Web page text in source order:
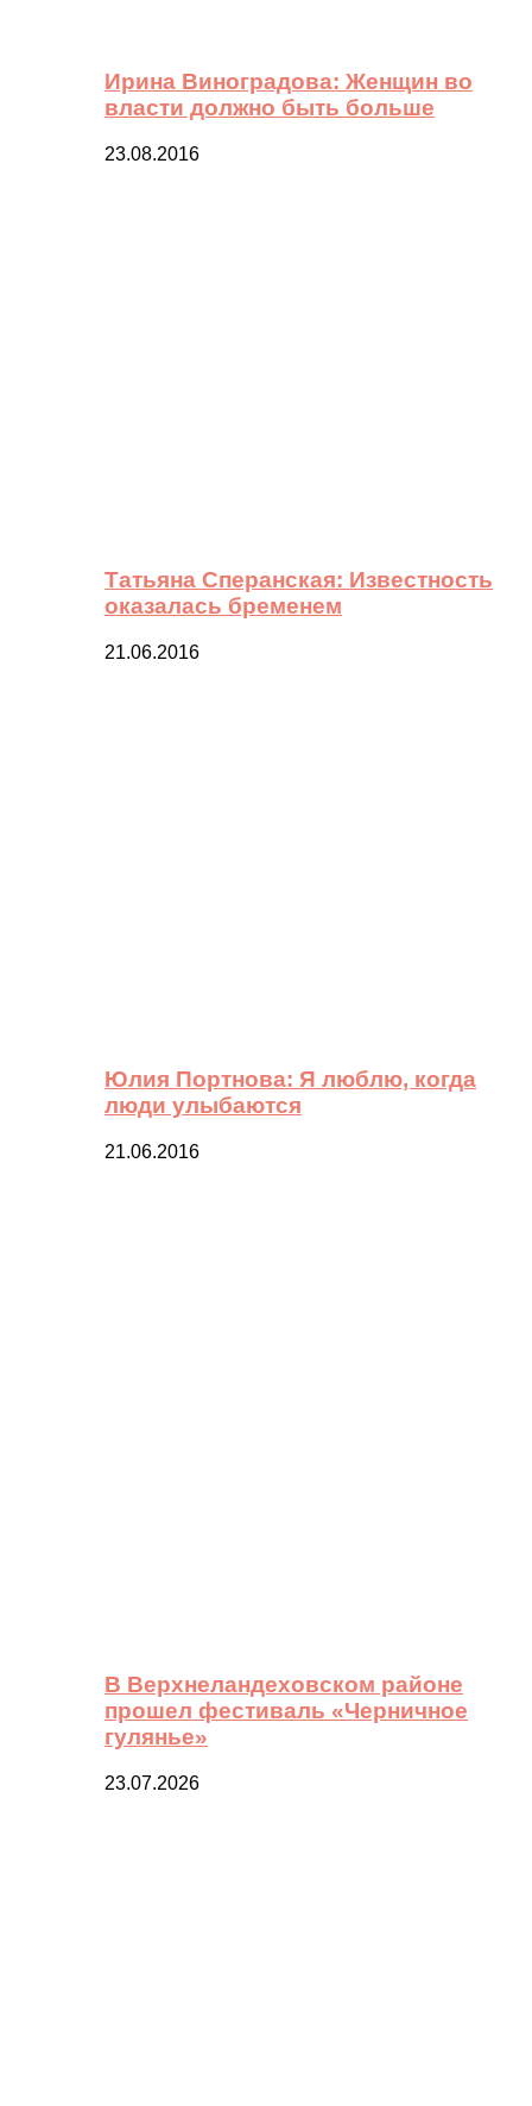
Ирина Виноградова: Женщин во
власти должно быть больше
23.08.2016
Татьяна Сперанская: Известность
оказалась бременем
21.06.2016
Юлия Портнова: Я люблю, когда
люди улыбаются
21.06.2016
В Верхнеландеховском районе
прошел фестиваль «Черничное
гулянье»
23.07.2026